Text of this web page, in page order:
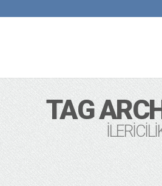
TAG